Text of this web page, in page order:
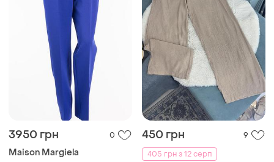
3950 грн 0
Maison Margiela
450 грн
9
405 грн з 12 серп